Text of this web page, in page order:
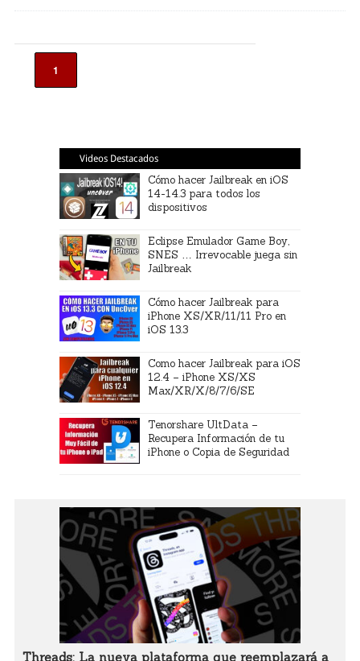
1
Videos Destacados
Cómo hacer Jailbreak en iOS
14-14.3 para todos los
dispositivos
Eclipse Emulador Game Boy,
SNES … Irrevocable juega sin
Jailbreak
Cómo hacer Jailbreak para
iPhone XS/XR/11/11 Pro en
iOS 13.3
Como hacer Jailbreak para iOS
12.4 – iPhone XS/XS
Max/XR/X/8/7/6/SE
Tenorshare UltData –
Recupera Información de tu
iPhone o Copia de Seguridad
Threads: La nueva plataforma que reemplazará a